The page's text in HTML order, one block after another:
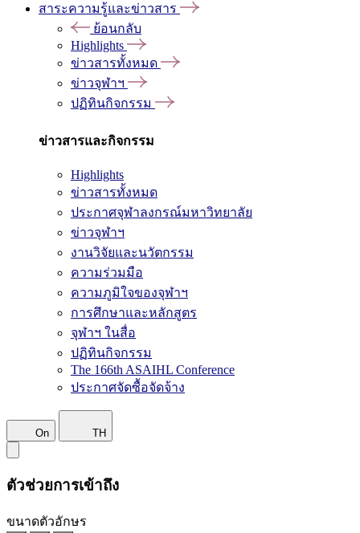
สาระความรู้และข่าวสาร
ย้อนกลับ
Highlights
ข่าวสารทั้งหมด
ข่าวจุฬาฯ
ปฏิทินกิจกรรม
ข่าวสารและกิจกรรม
Highlights
ข่าวสารทั้งหมด
ประกาศจุฬาลงกรณ์มหาวิทยาลัย
ข่าวจุฬาฯ
งานวิจัยและนวัตกรรม
ความร่วมมือ
ความภูมิใจของจุฬาฯ
การศึกษาและหลักสูตร
จุฬาฯ ในสื่อ
ปฏิทินกิจกรรม
The 166th ASAIHL Conference
ประกาศจัดซื้อจัดจ้าง
On TH
ตัวช่วยการเข้าถึง
ขนาดตัวอักษร